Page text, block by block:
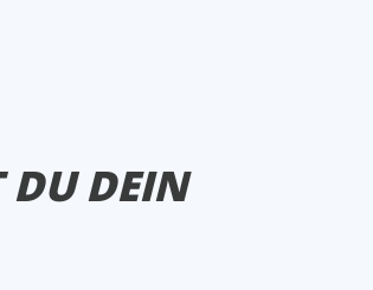
DU DEIN